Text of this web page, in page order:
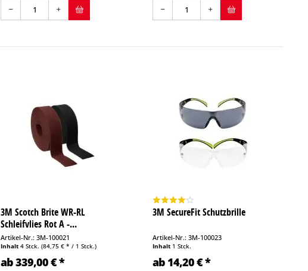
3M Scotch Brite WR-RL
Schleifvlies Rot A -...
Artikel-Nr.: 3M-100021
Inhalt4 Stck.(84,75 € * / 1 Stck.)
ab 339,00 € *
3M SecureFit Schutzbrille
Artikel-Nr.: 3M-100023
Inhalt 1 Stck.
ab 14,20 € *